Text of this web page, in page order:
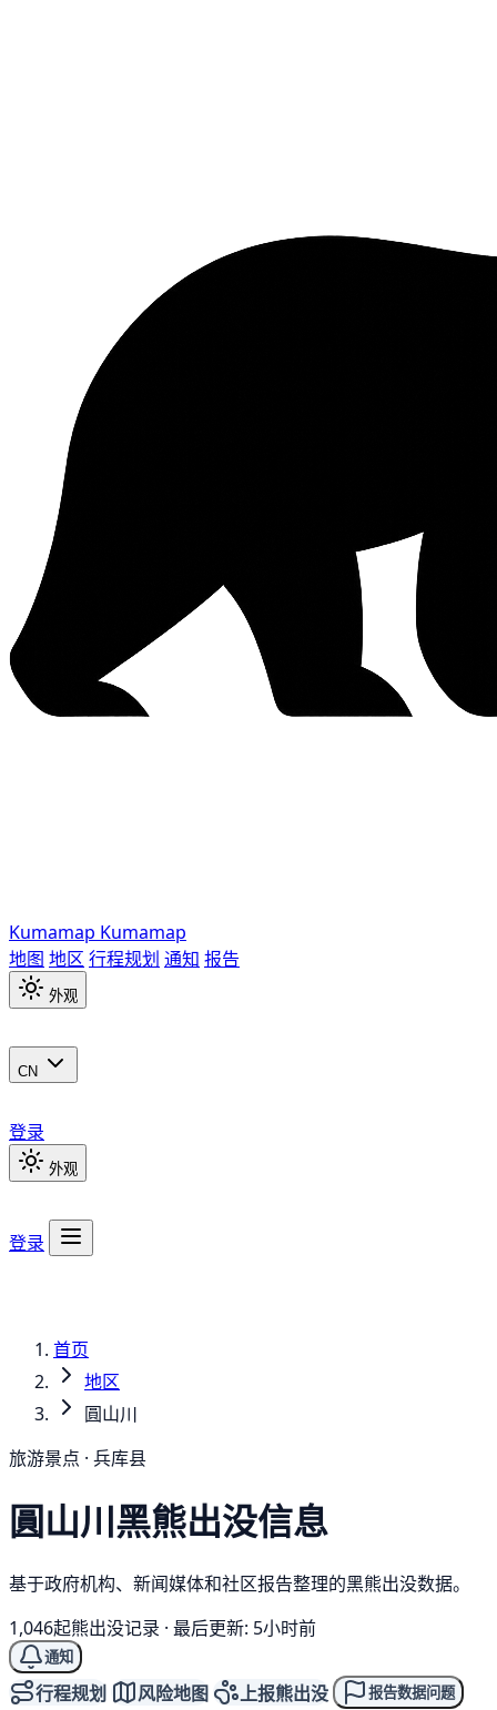
Kumamap Kumamap
地图 地区 行程规划 通知 报告
外观
CN
登录
外观
登录
首页
地区
圓山川
旅游景点 · 兵库县
圓山川黑熊出没信息
基于政府机构、新闻媒体和社区报告整理的黑熊出没数据。
1,046起熊出没记录 · 最后更新: 5小时前
通知
行程规划 风险地图 上报熊出没 报告数据问题